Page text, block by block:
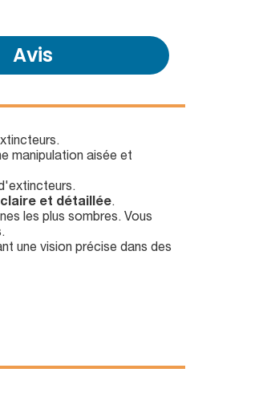
Avis
manipulation aisée et
et détaillée.
les plus sombres. Vous
une vision précise dans des